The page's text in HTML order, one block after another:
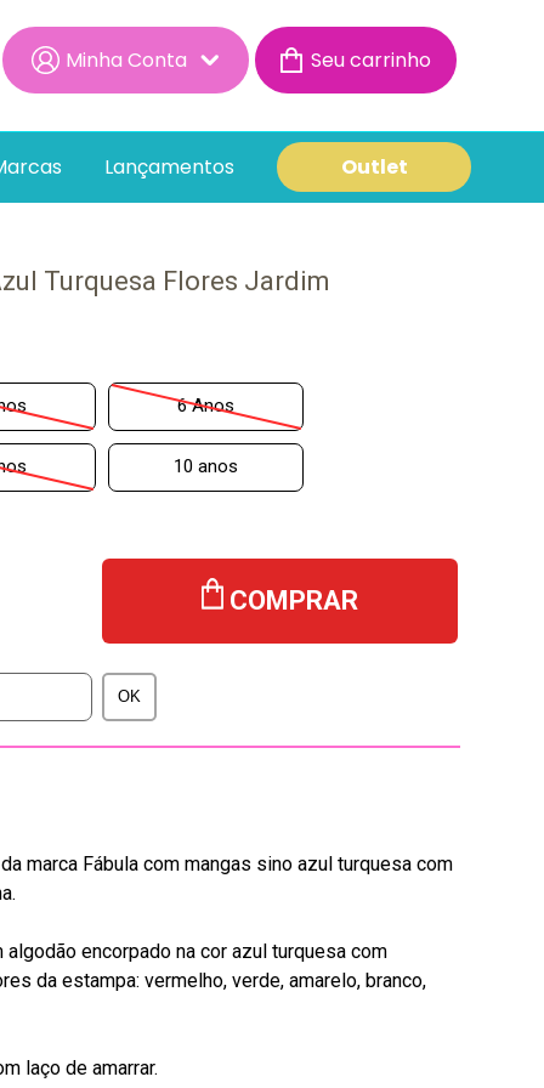
Minha Conta
Minhas Compras
Lançamentos Outlet
Turquesa Flores Jardim
6 Anos
10 anos
COMPRAR
marca Fábula com mangas sino azul turquesa com
encorpado na cor azul turquesa com
da estampa: vermelho, verde, amarelo, branco,
laço de amarrar.